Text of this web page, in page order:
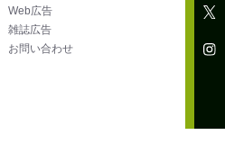
Web広告
雑誌広告
お問い合わせ